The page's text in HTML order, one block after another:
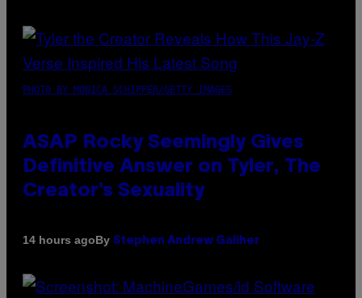
PHOTO BY MONICA SCHIPPER/GETTY IMAGES
ASAP Rocky Seemingly Gives
Definitive Answer on Tyler, The
Creator’s Sexuality
14 hours agoBy Stephen Andrew Galiher